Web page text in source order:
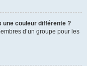
une couleur différente ?
d’un groupe pour les